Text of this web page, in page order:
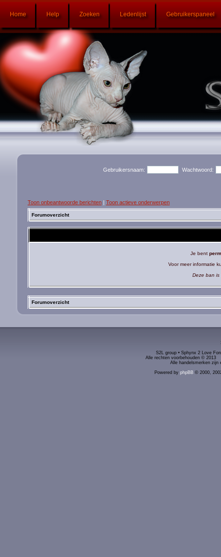
Home Help Zoeken Ledenlijst Gebruikerspaneel
Gebruikersnaam: Wachtwoord:
Toon onbeantwoorde berichten | Toon actieve onderwerpen
Forumoverzicht
Je bent
Voor meer informatie
Deze ban is
Forumoverzicht
S2L group • Sphynx 2 Love
Alle rechten voorbehouden ©
Alle handelsmerken zijn
Powered by phpBB© 2000,